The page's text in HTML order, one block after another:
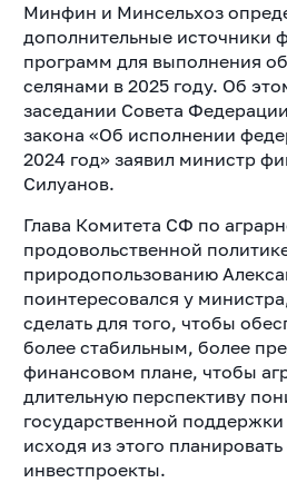
Минфин и Минсельхоз
дополнительные источники
программ для выполнения
селянами в 2025 году. Об
заседании Совета
закона «Об исполнении
2024 год» заявил министр
Силуанов.
Глава Комитета СФ по
продовольственной
природопользованию
поинтересовался у
сделать для того, чтобы
более стабильным, более
финансовом плане, чтобы
длительную перспективу
государственной поддержки
исходя из этого
инвестпроекты.